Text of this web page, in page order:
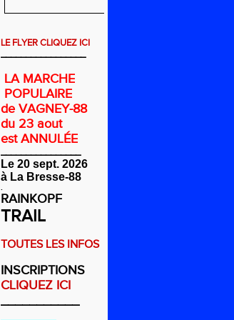
LE FLYER CLIQUEZ ICI
_________________
LA MARCHE
POPULAIRE
de VAGNEY-88
du 23 aout
est ANNULÉE
________________
Le 20 sept. 2026
à La Bresse-88
RAINKOPF
TRAIL
TOUTES LES INFOS
INSCRIPTIONS
CLIQUEZ ICI